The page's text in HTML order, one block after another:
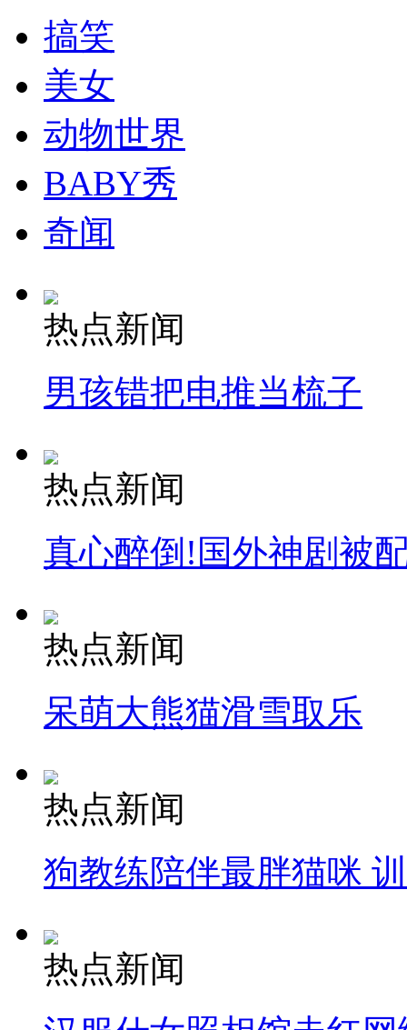
司机酒驾遇交警 急速倒车逃窜
搞笑
美女
动物世界
BABY秀
奇闻
热点新闻
男孩错把电推当梳子
热点新闻
真心醉倒!国外神剧被
热点新闻
呆萌大熊猫滑雪取乐
热点新闻
狗教练陪伴最胖猫咪
热点新闻